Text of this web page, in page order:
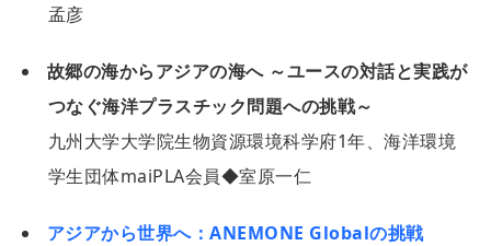
孟彦
故郷の海からアジアの海へ ～ユースの対話と実践が
つなぐ海洋プラスチック問題への挑戦～
九州大学大学院生物資源環境科学府1年、海洋環境
学生団体maiPLA会員◆室原一仁
アジアから世界へ：ANEMONE Globalの挑戦